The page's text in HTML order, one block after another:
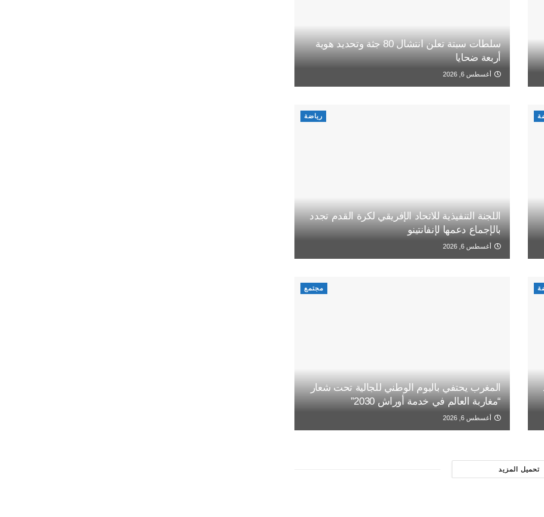
سلطات سبتة تعلن انتشال 80 جثة وتحديد هوية
أربعة ضحايا
أغسطس 6, 2026
رياضة
اللجنة التنفيذية للاتحاد الإفريقي لكرة القدم تجدد
بالإجماع دعمها لإنفانتينو
أغسطس 6, 2026
مجتمع
المغرب يحتفي باليوم الوطني للجالية تحت شعار
“مغاربة العالم في خدمة أوراش 2030”
أغسطس 6, 2026
تحميل المزيد